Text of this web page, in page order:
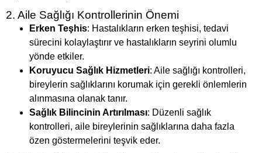
2. Aile Sağlığı Kontrollerinin Önemi
Erken Teşhis: Hastalıkların erken teşhisi, tedavi
sürecini kolaylaştırır ve hastalıkların seyrini olumlu
yönde etkiler.
Koruyucu Sağlık Hizmetleri: Aile sağlığı kontrolleri,
bireylerin sağlıklarını korumak için gerekli önlemlerin
alınmasına olanak tanır.
Sağlık Bilincinin Artırılması: Düzenli sağlık
kontrolleri, aile bireylerinin sağlıklarına daha fazla
özen göstermelerini teşvik eder.